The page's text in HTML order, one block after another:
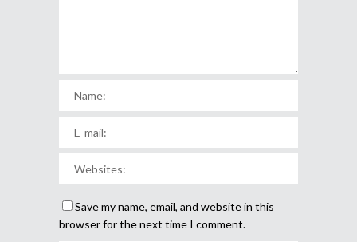
Save my name, email, and website in this
browser for the next time I comment.